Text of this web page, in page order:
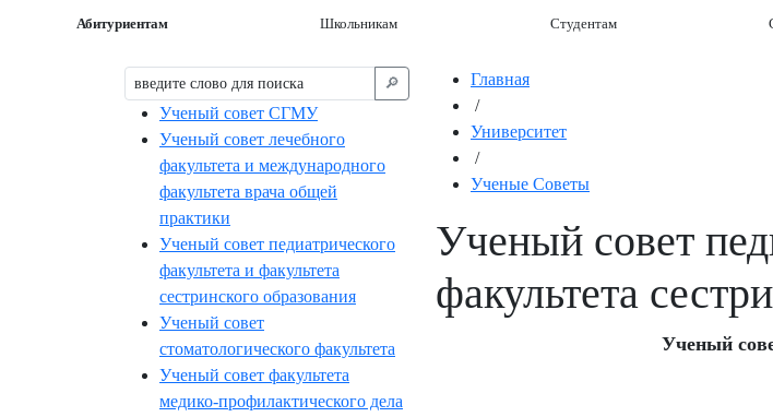
Абитуриентам Школьникам Студентам
🔎︎
Ученый совет СГМУ
Ученый совет лечебного
факультета и международного
факультета врача общей
практики
Ученый совет педиатрического
факультета и факультета
сестринского образования
Ученый совет
стоматологического факультета
Ученый совет факультета
медико-профилактического дела
Главная
/
Университет
/
Ученые Советы
Ученый совет
факультета
Ученый